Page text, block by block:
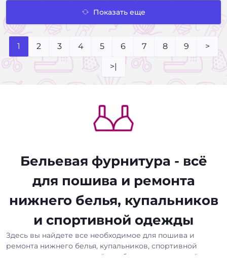
Показать еще
1 2 3 4 5 6 7 8 9 >
>|
Бельевая фурнитура - всё
для пошива и ремонта
нижнего белья, купальников
и спортивной одежды
Здесь вы найдете все необходимое для пошива и
ремонта нижнего белья, купальников, спортивной